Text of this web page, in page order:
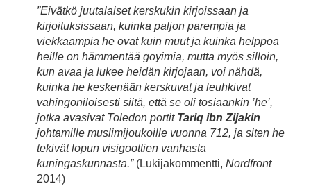
”Eivätkö juutalaiset kerskukin kirjoissaan ja
kirjoituksissaan, kuinka paljon parempia ja
viekkaampia he ovat kuin muut ja kuinka helppoa
heille on hämmentää goyimia, mutta myös silloin,
kun avaa ja lukee heidän kirjojaan, voi nähdä,
kuinka he keskenään kerskuvat ja leuhkivat
vahingoniloisesti siitä, että se oli tosiaankin ’he’,
jotka avasivat Toledon portitTariq ibn Zijakin
johtamille muslimijoukoille vuonna 712, ja siten he
tekivät lopun visigoottien vanhasta
kuningaskunnasta.”(Lukijakommentti, Nordfront
2014)